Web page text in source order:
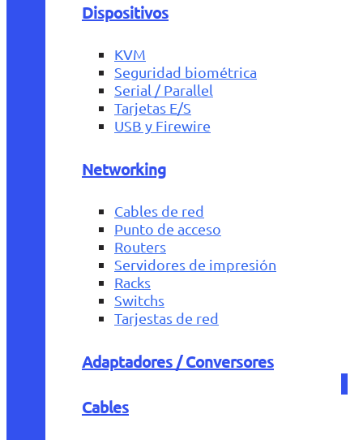
Dispositivos
KVM
Seguridad biométrica
Serial / Parallel
Tarjetas E/S
USB y Firewire
Networking
Cables de red
Punto de acceso
Routers
Servidores de impresión
Racks
Switchs
Tarjestas de red
Adaptadores / Conversores
Cables